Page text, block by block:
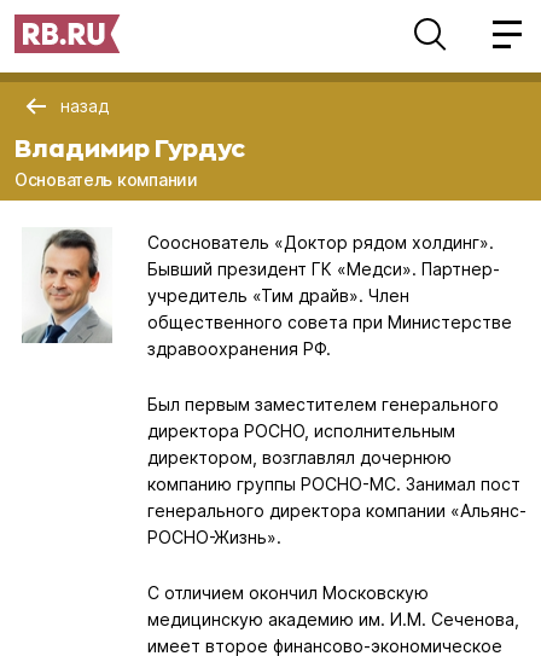
назад
Владимир Гурдус
Основатель компании
Сооснователь «Доктор рядом холдинг».
Бывший президент ГК «Медси». Партнер-
учредитель «Тим драйв». Член
общественного совета при Министерстве
здравоохранения РФ.
Был первым заместителем генерального
директора РОСНО, исполнительным
директором, возглавлял дочернюю
компанию группы РОСНО-МС. Занимал пост
генерального директора компании «Альянс-
РОСНО-Жизнь».
С отличием окончил Московскую
медицинскую академию им. И.М. Сеченова,
имеет второе финансово-экономическое